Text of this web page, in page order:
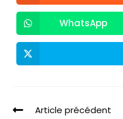
WhatsApp
Article précédent